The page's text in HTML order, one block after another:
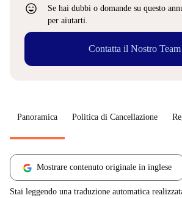
sentiment_very_satisfied
Se hai dubbi o domande su questo
per aiutarti.
Contatta il Nostro Team
Panoramica Politica di Cancellazione
Mostrare contenuto originale in inglese
Stai leggendo una traduzione automatica